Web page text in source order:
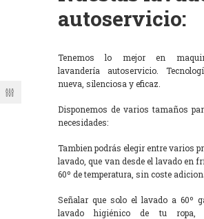
autoservicio:
Tenemos lo mejor en
lavandería autoservicio.
nueva, silenciosa y eficaz.
Disponemos de varios tamaños
necesidades:
Tambien podrás elegir entre varios
lavado, que van desde el lavado en
60º de temperatura, sin coste
Señalar que solo el lavado a 60º
lavado higiénico de tu ropa,